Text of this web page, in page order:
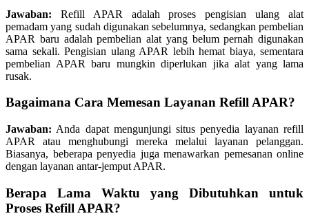
Jawaban: Refill APAR adalah proses pengisian ulang alat
pemadam yang sudah digunakan sebelumnya, sedangkan pembelian
APAR baru adalah pembelian alat yang belum pernah digunakan
sama sekali. Pengisian ulang APAR lebih hemat biaya, sementara
pembelian APAR baru mungkin diperlukan jika alat yang lama
rusak.
Bagaimana Cara Memesan Layanan Refill APAR?
Jawaban: Anda dapat mengunjungi situs penyedia layanan refill
APAR atau menghubungi mereka melalui layanan pelanggan.
Biasanya, beberapa penyedia juga menawarkan pemesanan online
dengan layanan antar-jemput APAR.
Berapa Lama Waktu yang Dibutuhkan untuk
Proses Refill APAR?